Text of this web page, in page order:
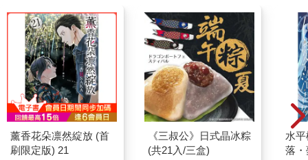
薰香花朵凛然綻放 (首
刷限定版) 21
《三叔公》日式晶冰粽
(共21入/三盒)
水
落